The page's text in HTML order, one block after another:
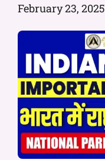
February 23, 2025